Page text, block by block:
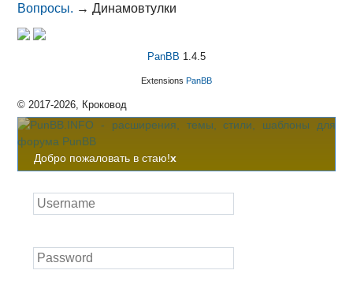
Вопросы. →Динамовтулки
PanBB 1.4.5
Extensions PanBB
© 2017-2026, Кроковод
Добро пожаловать в стаю!x